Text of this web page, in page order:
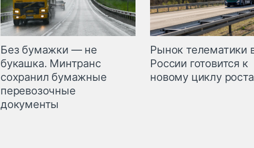
Без бумажки — не
букашка. Минтранс
сохранил бумажные
перевозочные
документы
Рынок телематики
России готовится к
новому циклу роста